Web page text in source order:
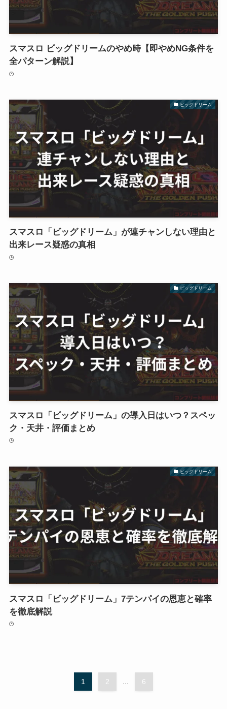
スマスロ ビッグドリームのやめ時【即やめNG条件を
全パターン解説】
ビッグドリーム
スマスロ「ビッグドリーム」が連チャンしない理由と
出来レース疑惑の真相
ビッグドリーム
スマスロ「ビッグドリーム」の導入日はいつ？スペッ
ク・天井・評価まとめ
ビッグドリーム
スマスロ「ビッグドリーム」7テンパイの恩恵と確率
を徹底解説
1 2 ... 6